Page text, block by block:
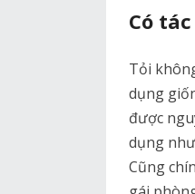
Có
Tỏi
dụng
được
dụng
Cũng